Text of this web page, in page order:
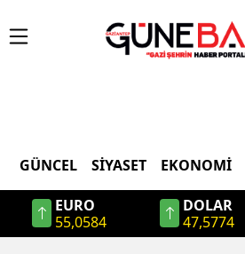
GÜNCEL SIYASET EKONOMI
EURO
55,0584
DOLAR
47,5774